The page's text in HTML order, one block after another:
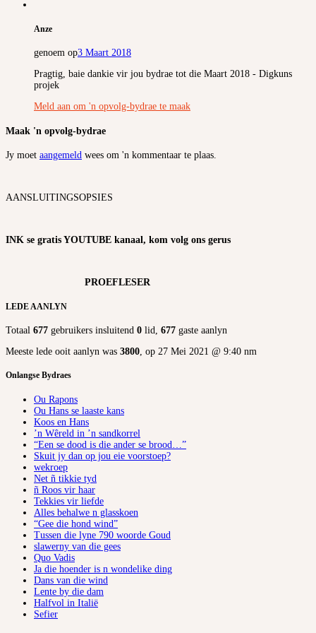
Anze
genoem op3 Maart 2018
Pragtig, baie dankie vir jou bydrae tot die Maart 2018 - Digkuns
projek
Meld aan om 'n opvolg-bydrae te maak
Maak 'n opvolg-bydrae
Jy moet aangemeld wees om 'n kommentaar te plaas.
AANSLUITINGSOPSIES
INK se gratis YOUTUBE kanaal, kom volg ons gerus
PROEFLESER
LEDE AANLYN
Totaal 677 gebruikers insluitend 0 lid, 677 gaste aanlyn
Meeste lede ooit aanlyn was 3800, op 27 Mei 2021 @ 9:40 nm
Onlangse Bydraes
Ou Rapons
Ou Hans se laaste kans
Koos en Hans
’n Wêreld in ’n sandkorrel
“Een se dood is die ander se brood…”
Skuit jy dan op jou eie voorstoep?
wekroep
Net ñ tikkie tyd
ñ Roos vir haar
Tekkies vir liefde
Alles behalwe n glasskoen
“Gee die hond wind”
Tussen die lyne 790 woorde Goud
slawerny van die gees
Quo Vadis
Ja die hoender is n wondelike ding
Dans van die wind
Lente by die dam
Halfvol in Italië
Sefier